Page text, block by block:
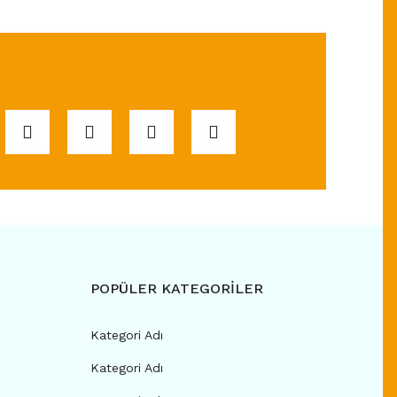
POPÜLER KATEGORİLER
Kategori Adı
Kategori Adı